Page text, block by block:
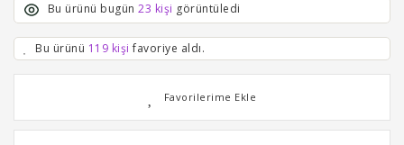
Bu ürünü bugün 23 kişi görüntüledi
Bu ürünü 119 kişi favoriye aldı.